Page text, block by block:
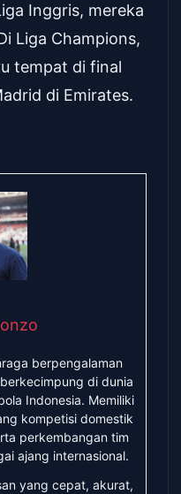
Inggris, mereka
Liga Champions,
tempat di final
di Emirates.
berpengalaman
di dunia
Indonesia. Memiliki
kompetisi domestik
perkembangan tim
ajang internasional.
yang cepat, akurat,